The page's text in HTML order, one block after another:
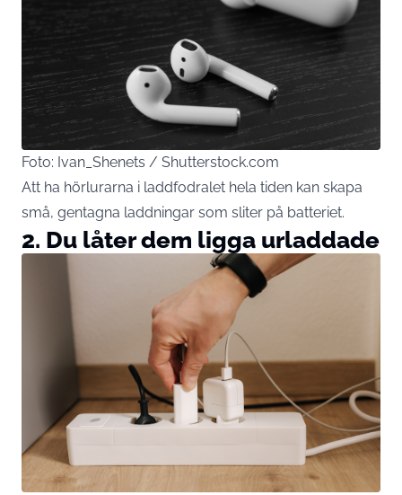
Foto: Ivan_Shenets / Shutterstock.com
Att ha hörlurarna i laddfodralet hela tiden kan skapa
små, gentagna laddningar som sliter på batteriet.
2. Du låter dem ligga urladdade